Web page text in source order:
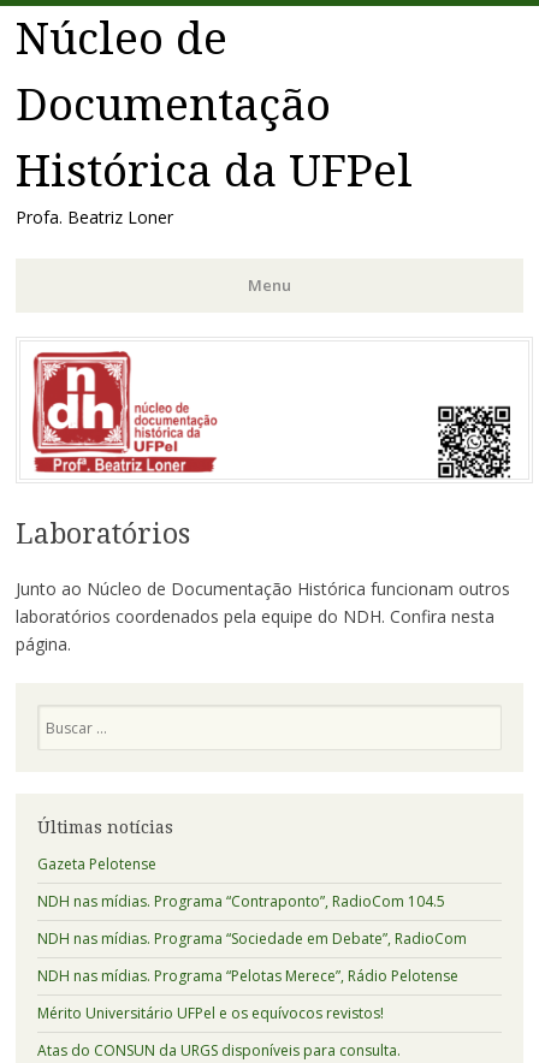
Núcleo de
Documentação
Histórica da UFPel
Profa. Beatriz Loner
Menu
Pular
para
conteúdo
Laboratórios
Junto ao Núcleo de Documentação Histórica funcionam outros
laboratórios coordenados pela equipe do NDH. Confira nesta
página.
Últimas notícias
Gazeta Pelotense
NDH nas mídias. Programa “Contraponto”, RadioCom 104.5
NDH nas mídias. Programa “Sociedade em Debate”, RadioCom
NDH nas mídias. Programa “Pelotas Merece”, Rádio Pelotense
Mérito Universitário UFPel e os equívocos revistos!
Atas do CONSUN da URGS disponíveis para consulta.